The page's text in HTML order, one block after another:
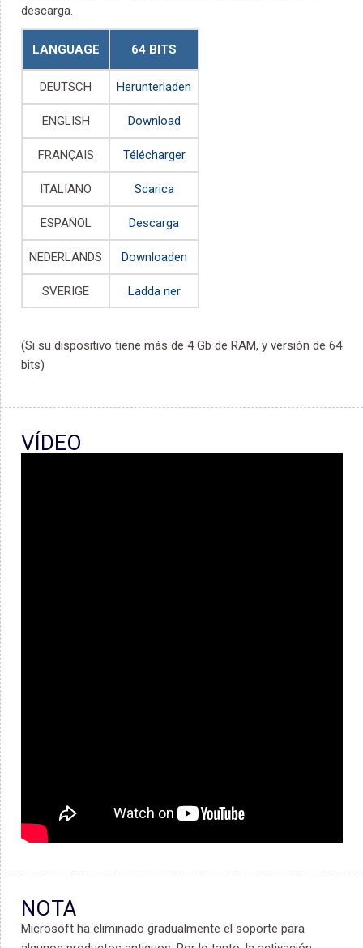
descarga.
LANGUAGE 64 BITS
DEUTSCH Herunterladen
ENGLISH Download
FRANÇAIS Télécharger
ITALIANO Scarica
ESPAÑOL Descarga
NEDERLANDS Downloaden
SVERIGE Ladda ner
(Si su dispositivo tiene más de 4 Gb de RAM, y versión de 64
bits)
VÍDEO
NOTA
Microsoft ha eliminado gradualmente el soporte para
Dansk